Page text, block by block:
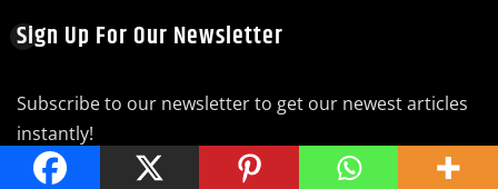
Sign Up For Our Newsletter
Subscribe to our newsletter to get our newest articles
instantly!